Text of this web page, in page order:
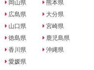
岡山県
広島県
山口県
徳島県
香川県
愛媛県
熊本県
大分県
宮崎県
鹿児島県
沖縄県